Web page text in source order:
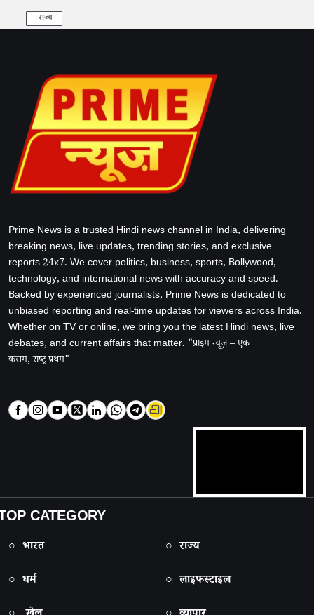
राज्य
Prime News is a trusted Hindi news channel in India, delivering
breaking news, live updates, trending stories, and exclusive
reports 24x7. We cover politics, business, sports, Bollywood,
technology, and international news with accuracy and speed.
Backed by experienced journalists, Prime News is dedicated to
unbiased reporting and real-time updates for viewers across India.
Whether on TV or online, we bring you the latest Hindi news, live
debates, and current affairs that matter. "प्राइम न्यूज़ – एक
कसम, राष्ट्र प्रथम"
CATEGORY
○ भारत
○ राज्य
○ धर्म
○ लाइफस्टाइल